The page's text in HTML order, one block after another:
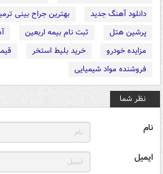
دانلود آهنگ جدید
بهترین جراح بینی
پرشین هتل
ثبت نام بیمه اربعین
مزایده خودرو
خرید بلیط استخر
فروشنده مواد شیمیایی
نظر شما
نام
ایمیل